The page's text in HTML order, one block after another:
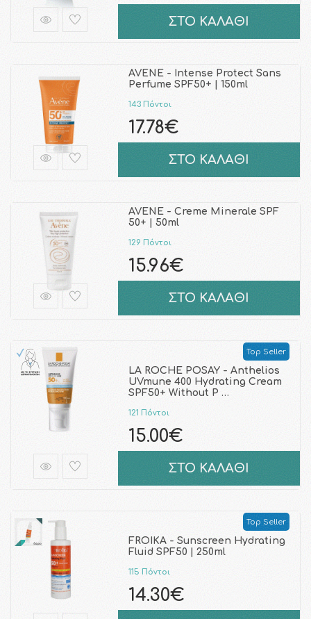
ΣΤΟ ΚΑΛΑΘΙ
AVENE - Intense Protect Sans
Perfume SPF50+ | 150ml
143 Πόντοι
17.78€
ΣΤΟ ΚΑΛΑΘΙ
AVENE - Creme Minerale SPF
50+ | 50ml
129 Πόντοι
15.96€
ΣΤΟ ΚΑΛΑΘΙ
Top Seller
LA ROCHE POSAY - Anthelios
UVmune 400 Hydrating Cream
SPF50+ Without P …
121 Πόντοι
15.00€
ΣΤΟ ΚΑΛΑΘΙ
Top Seller
FROIKA - Sunscreen Hydrating
Fluid SPF50 | 250ml
115 Πόντοι
14.30€